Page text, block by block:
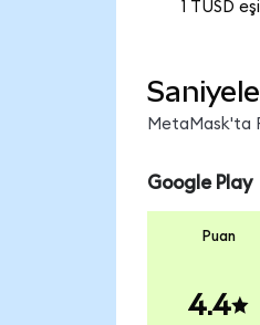
1 TUSD
MetaMask'ta
Google Play
Puan
4.4